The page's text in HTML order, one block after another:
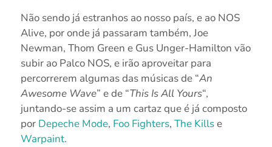
Não sendo já estranhos ao nosso país, e ao NOS
Alive, por onde já passaram também, Joe
Newman, Thom Green e Gus Unger-Hamilton vão
subir ao Palco NOS, e irão aproveitar para
percorrerem algumas das músicas de “An
Awesome Wave” e de “This Is All Yours“,
juntando-se assim a um cartaz que é já composto
por Depeche Mode, Foo Fighters, The Killse
Warpaint.